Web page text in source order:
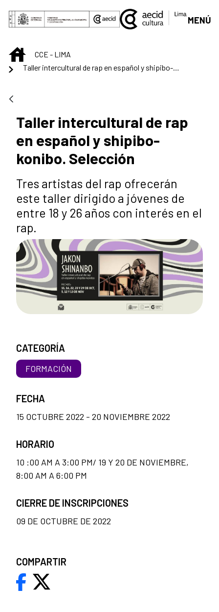
Saltar al contenido principal
MENÚ
INICIOCCE - LIMA
Taller intercultural de rap en español y shipibo-konibo. Selección
Taller intercultural de rap
en español y shipibo-
konibo. Selección
Tres artistas del rap ofrecerán
este taller dirigido a jóvenes de
entre 18 y 26 años con interés en el
rap.
CATEGORÍA
FORMACIÓN
FECHA
15 OCTUBRE 2022 - 20 NOVIEMBRE 2022
HORARIO
10 :00 AM A 3:00 PM/ 19 Y 20 DE NOVIEMBRE,
8:00 AM A 6:00 PM
CIERRE DE INSCRIPCIONES
09 DE OCTUBRE DE 2022
COMPARTIR